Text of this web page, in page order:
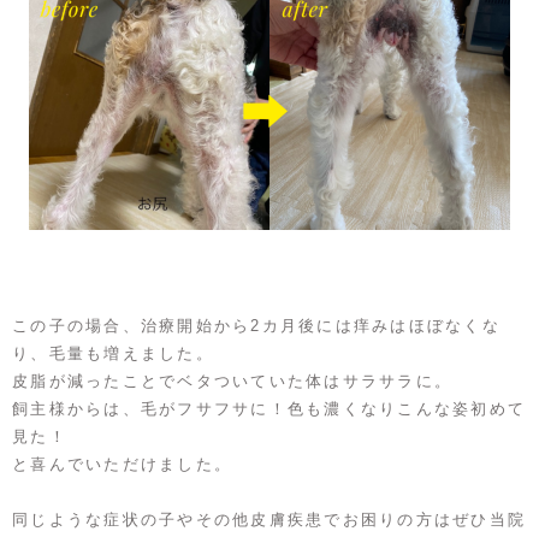
この子の場合、治療開始から2カ月後には痒みはほぼなくな
り、毛量も増えました。
皮脂が減ったことでベタついていた体はサラサラに。
飼主様からは、毛がフサフサに！色も濃くなりこんな姿初めて
見た！
と喜んでいただけました。
同じような症状の子やその他皮膚疾患でお困りの方はぜひ当院